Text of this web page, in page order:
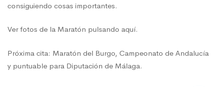
consiguiendo cosas importantes.
Ver fotos de la Maratón pulsando aquí.
Próxima cita: Maratón del Burgo, Campeonato de Andalucía
y puntuable para Diputación de Málaga.